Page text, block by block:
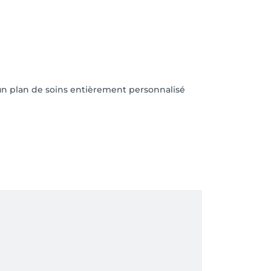
plan de soins entièrement personnalisé